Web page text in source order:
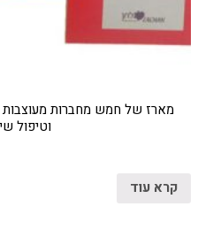
מארז של חמש מחברות מעוצבות
וטיפול
קרא עוד